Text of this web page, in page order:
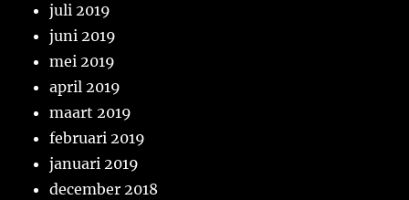
juli 2019
juni 2019
mei 2019
april 2019
maart 2019
februari 2019
januari 2019
december 2018